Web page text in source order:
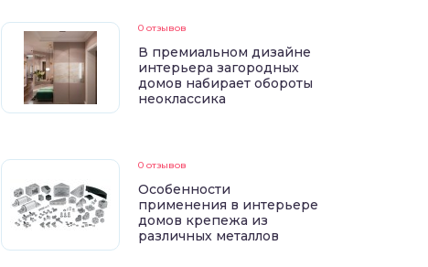
0 отзывов
В премиальном дизайне
интерьера загородных
домов набирает обороты
неоклассика
0 отзывов
Особенности
применения в интерьере
домов крепежа из
различных металлов